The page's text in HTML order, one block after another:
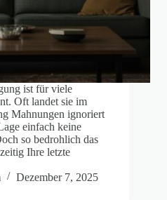
ist für viele
Oft landet sie im
Mahnungen ignoriert
einfach keine
so bedrohlich das
Ihre letzte
Dezember 7, 2025